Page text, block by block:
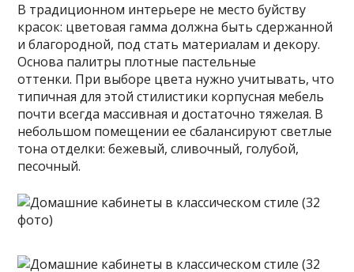
В традиционном интерьере не место буйству
красок: цветовая гамма должна быть сдержанной
и благородной, под стать материалам и декору.
Основа палитры плотные пастельные
оттенки. При выборе цвета нужно учитывать, что
типичная для этой стилистики корпусная мебель
почти всегда массивная и достаточно тяжелая. В
небольшом помещении ее сбалансируют светлые
тона отделки: бежевый, сливочный, голубой,
песочный.